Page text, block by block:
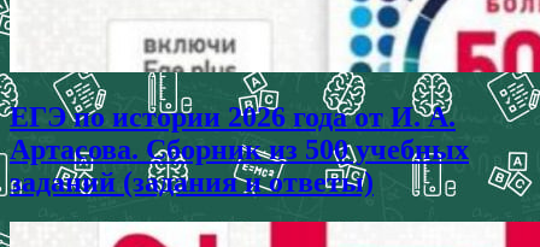
ЕГЭ по истории 2026 года от И. А.
Артасова. Сборник из 500 учебных
заданий (задания и ответы)